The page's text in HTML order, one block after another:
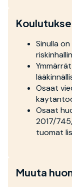
Sinulla
Osaat
Osaat
2017/
tuomat
Muuta